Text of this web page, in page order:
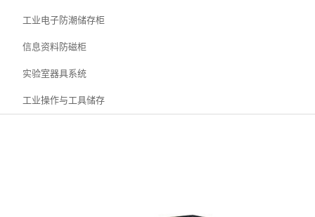
工业电子防潮储存柜
信息资料防磁柜
实验室器具系统
工业操作与工具储存